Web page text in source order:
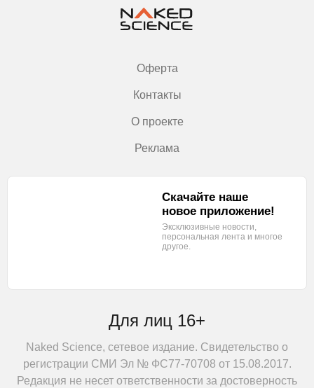
Оферта
Контакты
О проекте
Реклама
Для лиц 16+
Naked Science, сетевое издание. Свидетельство о
регистрации СМИ Эл № ФС77-70708 от 15.08.2017.
Редакция не несет ответственности за достоверность
Скачайте наше
новое приложение!
Эксклюзивные новости,
персональная лента и многое
другое.